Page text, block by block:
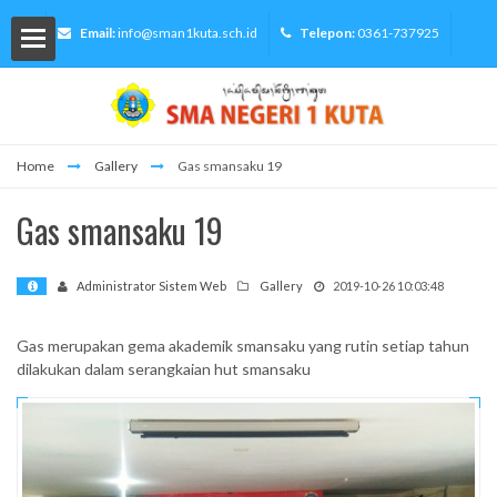
Email:info@sman1kuta.sch.id Telepon: 0361-737925
Home Gallery Gas smansaku 19
Gas smansaku 19
Administrator Sistem Web Gallery 2019-10-26 10:03:48
Gas merupakan gema akademik smansaku yang rutin setiap tahun
dilakukan dalam serangkaian hut smansaku